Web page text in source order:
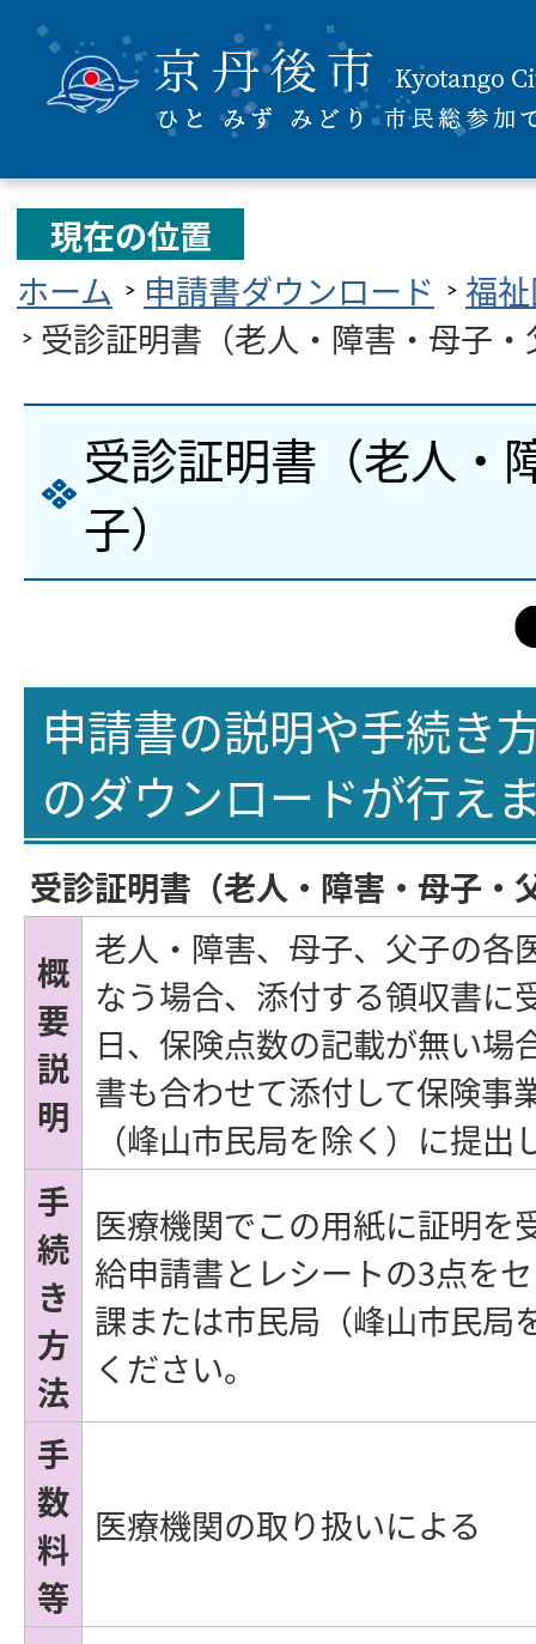
現在の位置
ホーム
申請書ダウンロード
福
受診証明書（老人・障害・母子
受診証明書（老人・
子）
申請書の説明や手続き
のダウンロードが行え
受診証明書（老人・障害・母子・
概
要
説
明
老人・障害、母子、父子の各
なう場合、添付する領収書に
日、保険点数の記載が無い場
書も合わせて添付して保険事
（峰山市民局を除く）に提出
手
続
き
方
法
医療機関でこの用紙に証明を
給申請書とレシートの3点を
課または市民局（峰山市民局
ください。
手
数
料
等
医療機関の取り扱いによる